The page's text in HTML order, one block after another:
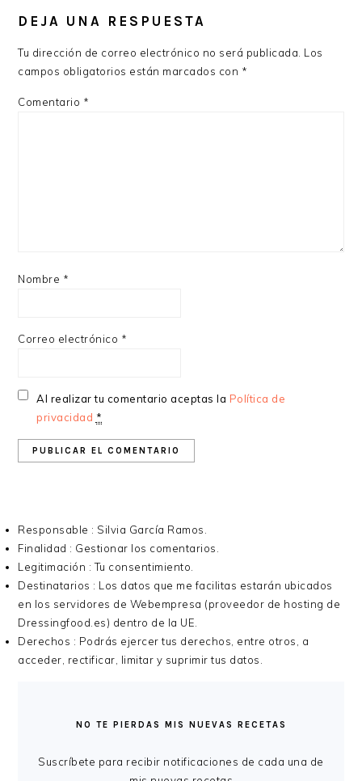
CON
LECTORES
DEJA UNA RESPUESTA
Tu dirección de correo electrónico no será publicada. Los
campos obligatorios están marcados con *
Comentario *
Nombre *
Correo electrónico *
Al realizar tu comentario aceptas la Política de
privacidad *
Responsable : Silvia García Ramos.
Finalidad : Gestionar los comentarios.
Legitimación : Tu consentimiento.
Destinatarios : Los datos que me facilitas estarán ubicados
en los servidores de Webempresa (proveedor de hosting de
Dressingfood.es) dentro de la UE.
Derechos : Podrás ejercer tus derechos, entre otros, a
acceder, rectificar, limitar y suprimir tus datos.
PRINCIPALNO TE PIERDAS MIS NUEVAS RECETAS
Suscríbete para recibir notificaciones de cada una de